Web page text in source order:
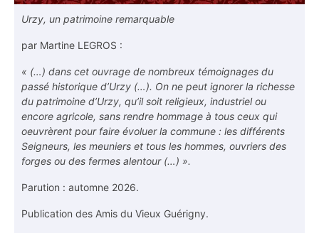
Urzy, un patrimoine remarquable
par Martine LEGROS :
« (…) dans cet ouvrage de nombreux témoignages du
passé historique d’Urzy (…). On ne peut ignorer la richesse
du patrimoine d’Urzy, qu’il soit religieux, industriel ou
encore agricole, sans rendre hommage à tous ceux qui
oeuvrèrent pour faire évoluer la commune : les différents
Seigneurs, les meuniers et tous les hommes, ouvriers des
forges ou des fermes alentour (…) ».
Parution : automne 2026.
Publication des Amis du Vieux Guérigny.